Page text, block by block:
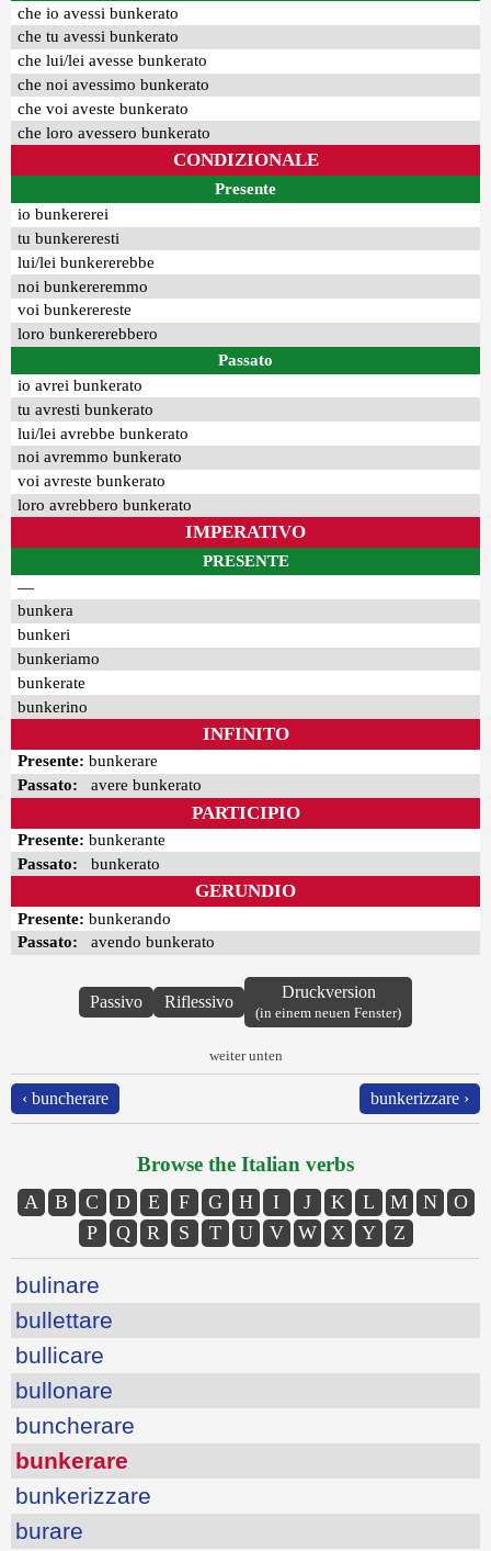
che io avessi bunkerato
che tu avessi bunkerato
che lui/lei avesse bunkerato
che noi avessimo bunkerato
che voi aveste bunkerato
che loro avessero bunkerato
CONDIZIONALE
Presente
io bunkererei
tu bunkereresti
lui/lei bunkererebbe
noi bunkereremmo
voi bunkerereste
loro bunkererebbero
Passato
io avrei bunkerato
tu avresti bunkerato
lui/lei avrebbe bunkerato
noi avremmo bunkerato
voi avreste bunkerato
loro avrebbero bunkerato
IMPERATIVO
PRESENTE
—
bunkera
bunkeri
bunkeriamo
bunkerate
bunkerino
INFINITO
Presente: bunkerare
Passato: avere bunkerato
PARTICIPIO
Presente: bunkerante
Passato: bunkerato
GERUNDIO
Presente: bunkerando
Passato: avendo bunkerato
Passivo Riflessivo
Druckversion
(in einem neuen Fenster)
weiter unten
‹ buncherare bunkerizzare ›
Browse the Italian verbs
A B C D E F G H I J K L M N
O
P
Q R S T U V W X Y Z
bulinare
bullettare
bullicare
bullonare
buncherare
bunkerare
bunkerizzare
burare